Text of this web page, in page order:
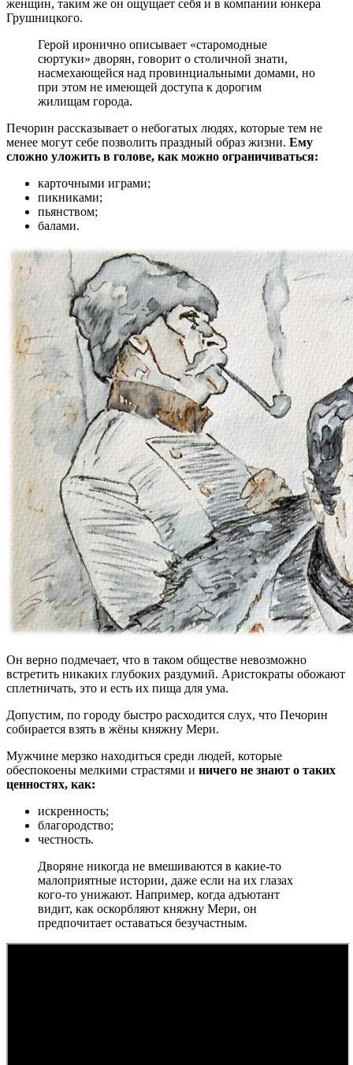
женщин, таким же он ощущает себя и в компании юнкера
Грушницкого.
Герой иронично описывает «старомодные
сюртуки» дворян, говорит о столичной знати,
насмехающейся над провинциальными домами, но
при этом не имеющей доступа к дорогим
жилищам города.
Печорин рассказывает о небогатых людях, которые тем не
менее могут себе позволить праздный образ жизни. Ему
сложно уложить в голове, как можно ограничиваться:
карточными играми;
пикниками;
пьянством;
балами.
Он верно подмечает, что в таком обществе невозможно
встретить никаких глубоких раздумий. Аристократы обожают
сплетничать, это и есть их пища для ума.
Допустим, по городу быстро расходится слух, что Печорин
собирается взять в жёны княжну Мери.
Мужчине мерзко находиться среди людей, которые
обеспокоены мелкими страстями и ничего не знают о таких
ценностях, как:
искренность;
благородство;
честность.
Дворяне никогда не вмешиваются в какие-то
малоприятные истории, даже если на их глазах
кого-то унижают. Например, когда адъютант
видит, как оскорбляют княжну Мери, он
предпочитает оставаться безучастным.